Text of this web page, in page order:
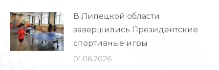
В Липецкой области
завершились Президентские
спортивные игры
01.06.2026